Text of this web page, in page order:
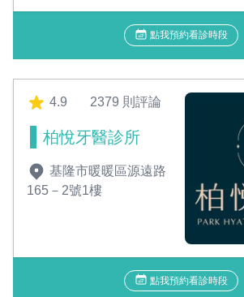
點我預約看診時段
4.9 2379 則評論
柏悅牙醫診所
基隆市暖暖區源遠路
165－2號1樓
點我預約看診時段